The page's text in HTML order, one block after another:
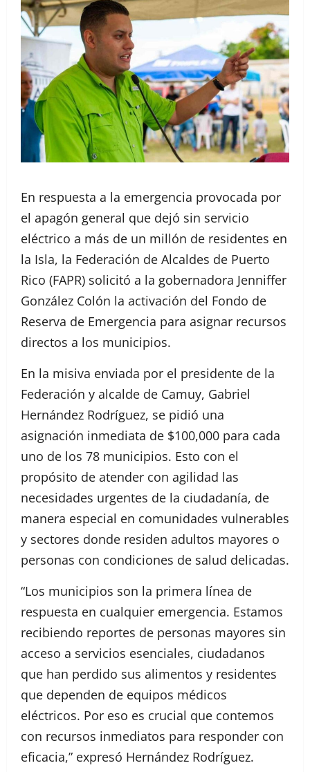
En respuesta a la emergencia provocada por
el apagón general que dejó sin servicio
eléctrico a más de un millón de residentes en
la Isla, la Federación de Alcaldes de Puerto
Rico (FAPR) solicitó a la gobernadora Jenniffer
González Colón la activación del Fondo de
Reserva de Emergencia para asignar recursos
directos a los municipios.
En la misiva enviada por el presidente de la
Federación y alcalde de Camuy, Gabriel
Hernández Rodríguez, se pidió una
asignación inmediata de $100,000 para cada
uno de los 78 municipios. Esto con el
propósito de atender con agilidad las
necesidades urgentes de la ciudadanía, de
manera especial en comunidades vulnerables
y sectores donde residen adultos mayores o
personas con condiciones de salud delicadas.
“Los municipios son la primera línea de
respuesta en cualquier emergencia. Estamos
recibiendo reportes de personas mayores sin
acceso a servicios esenciales, ciudadanos
que han perdido sus alimentos y residentes
que dependen de equipos médicos
eléctricos. Por eso es crucial que contemos
con recursos inmediatos para responder con
eficacia,” expresó Hernández Rodríguez.